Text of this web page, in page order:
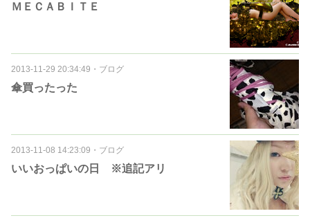
ＭＥＣＡＢＩＴＥ
2013-11-29 20:34:49 ・ ブログ
傘買ったった
2013-11-08 14:23:09 ・ ブログ
いいおっぱいの日 ※追記アリ